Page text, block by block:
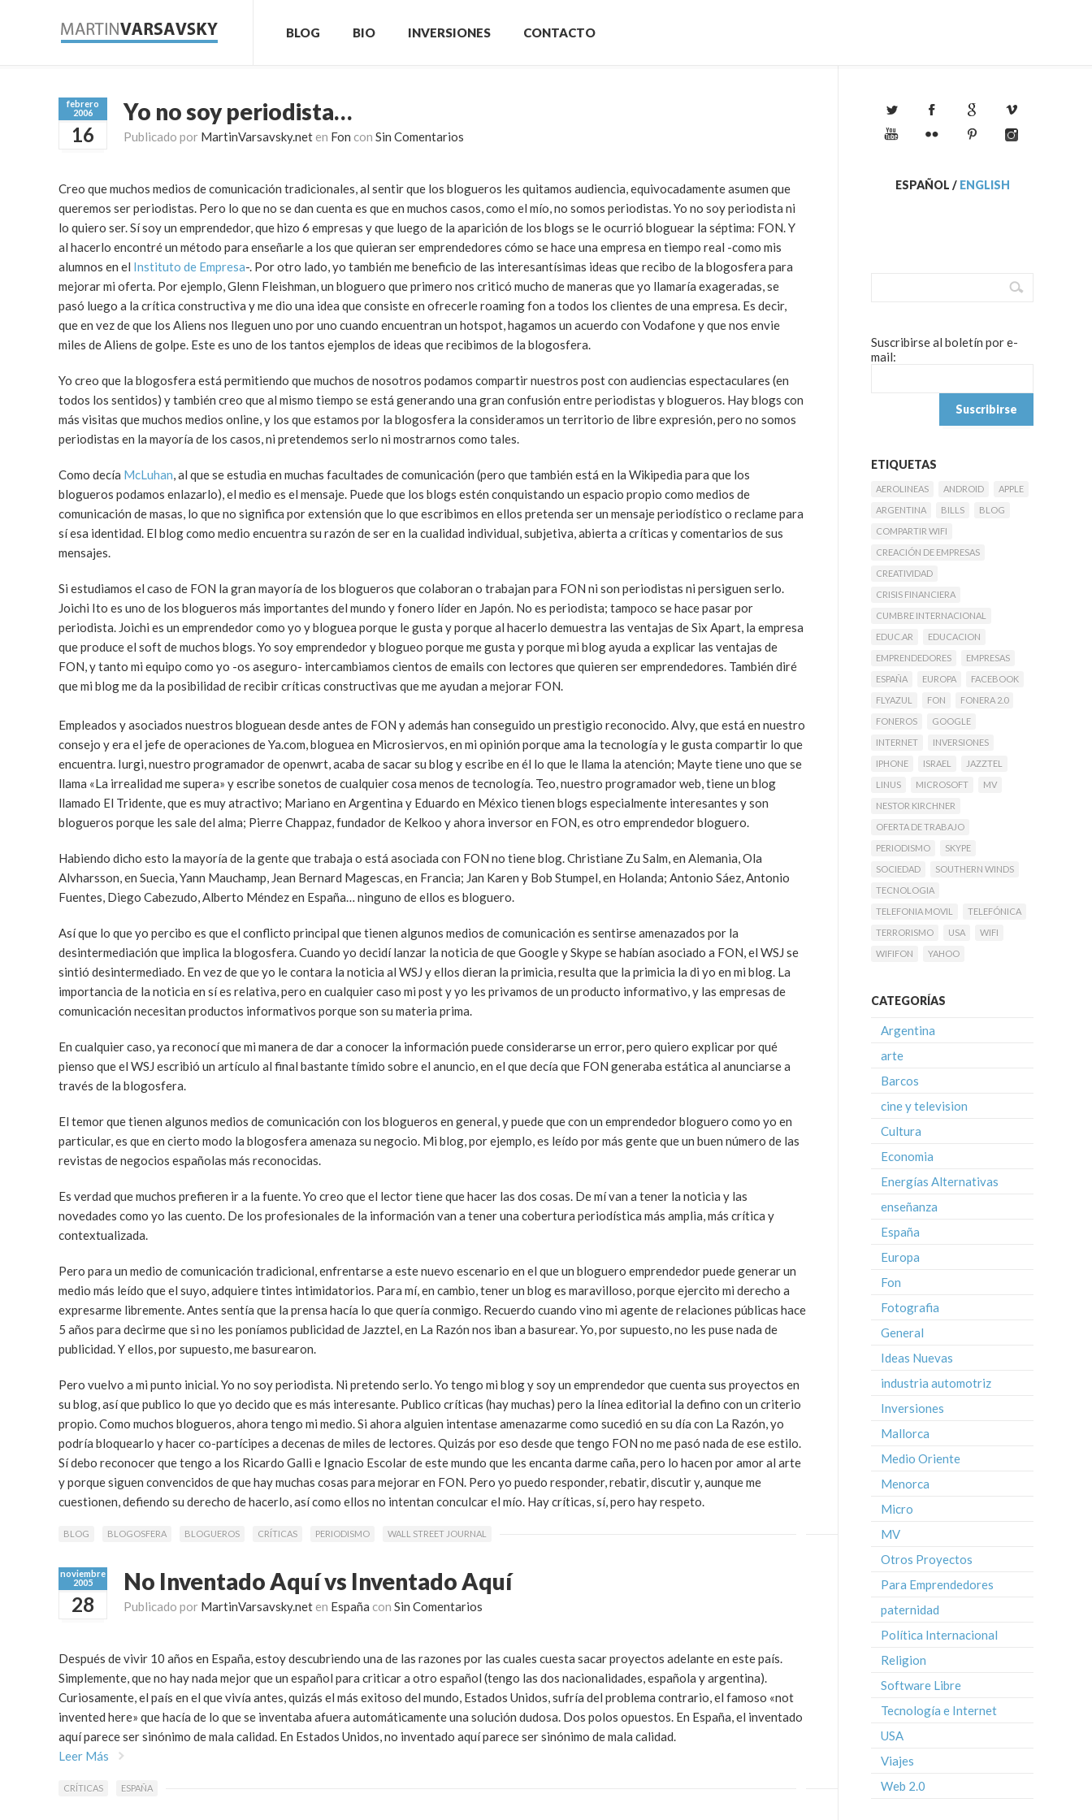
BLOG BIO INVERSIONES CONTACTO
febrero
2006
16
Yo no soy periodista…
Publicado por MartinVarsavsky.net en Fon con Sin Comentarios
Creo que muchos medios de comunicación tradicionales, al sentir que los blogueros les quitamos audiencia, equivocadamente asumen que
queremos ser periodistas. Pero lo que no se dan cuenta es que en muchos casos, como el mío, no somos periodistas. Yo no soy periodista ni
lo quiero ser. Sí soy un emprendedor, que hizo 6 empresas y que luego de la aparición de los blogs se le ocurrió bloguear la séptima: FON. Y
al hacerlo encontré un método para enseñarle a los que quieran ser emprendedores cómo se hace una empresa en tiempo real -como mis
alumnos en el Instituto de Empresa-. Por otro lado, yo también me beneficio de las interesantísimas ideas que recibo de la blogosfera para
mejorar mi oferta. Por ejemplo, Glenn Fleishman, un bloguero que primero nos criticó mucho de maneras que yo llamaría exageradas, se
pasó luego a la crítica constructiva y me dio una idea que consiste en ofrecerle roaming fon a todos los clientes de una empresa. Es decir,
que en vez de que los Aliens nos lleguen uno por uno cuando encuentran un hotspot, hagamos un acuerdo con Vodafone y que nos envie
miles de Aliens de golpe. Este es uno de los tantos ejemplos de ideas que recibimos de la blogosfera.
Yo creo que la blogosfera está permitiendo que muchos de nosotros podamos compartir nuestros post con audiencias espectaculares (en
todos los sentidos) y también creo que al mismo tiempo se está generando una gran confusión entre periodistas y blogueros. Hay blogs con
más visitas que muchos medios online, y los que estamos por la blogosfera la consideramos un territorio de libre expresión, pero no somos
periodistas en la mayoría de los casos, ni pretendemos serlo ni mostrarnos como tales.
Como decía McLuhan, al que se estudia en muchas facultades de comunicación (pero que también está en la Wikipedia para que los
blogueros podamos enlazarlo),el medio es el mensaje. Puede que los blogs estén conquistando un espacio propio como medios de
comunicación de masas, lo que no significa por extensión que lo que escribimos en ellos pretenda ser un mensaje periodístico o reclame para
sí esa identidad. El blog como medio encuentra su razón de ser en la cualidad individual, subjetiva, abierta a críticas y comentarios de sus
mensajes.
Si estudiamos el caso de FON la gran mayoría de los blogueros que colaboran o trabajan para FON ni son periodistas ni persiguen serlo.
Joichi Ito es uno de los blogueros más importantes del mundo y fonero líder en Japón. No es periodista; tampoco se hace pasar por
periodista. Joichi es un emprendedor como yo y bloguea porque le gusta y porque al hacerlo demuestra las ventajas de Six Apart, la empresa
que produce el soft de muchos blogs. Yo soy emprendedor y blogueo porque me gusta y porque mi blog ayuda a explicar las ventajas de
FON, y tanto mi equipo como yo -os aseguro- intercambiamos cientos de emails con lectores que quieren ser emprendedores. También diré
que mi blog me da la posibilidad de recibir críticas constructivas que me ayudan a mejorar FON.
Empleados y asociados nuestros bloguean desde antes de FON y además han conseguido un prestigio reconocido. Alvy, que está en nuestro
consejo y era el jefe de operaciones de Ya.com, bloguea en Microsiervos, en mi opinión porque ama la tecnología y le gusta compartir lo que
encuentra. Iurgi, nuestro programador de openwrt, acaba de sacar su blog y escribe en él lo que le llama la atención; Mayte tiene uno que se
llama «La irrealidad me supera» y escribe sonetos de cualquier cosa menos de tecnología. Teo, nuestro programador web, tiene un blog
llamado El Tridente, que es muy atractivo; Mariano en Argentina y Eduardo en México tienen blogs especialmente interesantes y son
blogueros porque les sale del alma; Pierre Chappaz, fundador de Kelkoo y ahora inversor en FON, es otro emprendedor bloguero.
Habiendo dicho esto la mayoría de la gente que trabaja o está asociada con FON no tiene blog. Christiane Zu Salm, en Alemania, Ola
Alvharsson, en Suecia, Yann Mauchamp, Jean Bernard Magescas, en Francia; Jan Karen y Bob Stumpel, en Holanda; Antonio Sáez, Antonio
Fuentes, Diego Cabezudo, Alberto Méndez en España… ninguno de ellos es bloguero.
Así que lo que yo percibo es que el conflicto principal que tienen algunos medios de comunicación es sentirse amenazados por la
desintermediación que implica la blogosfera. Cuando yo decidí lanzar la noticia de que Google y Skype se habían asociado a FON, el WSJ se
sintió desintermediado. En vez de que yo le contara la noticia al WSJ y ellos dieran la primicia, resulta que la primicia la di yo en mi blog. La
importancia de la noticia en sí es relativa, pero en cualquier caso mi post y yo les privamos de un producto informativo, y las empresas de
comunicación necesitan productos informativos porque son su materia prima.
En cualquier caso, ya reconocí que mi manera de dar a conocer la información puede considerarse un error, pero quiero explicar por qué
pienso que el WSJ escribió un artículo al final bastante tímido sobre el anuncio, en el que decía que FON generaba estática al anunciarse a
través de la blogosfera.
El temor que tienen algunos medios de comunicación con los blogueros en general, y puede que con un emprendedor bloguero como yo en
particular, es que en cierto modo la blogosfera amenaza su negocio. Mi blog, por ejemplo, es leído por más gente que un buen número de las
revistas de negocios españolas más reconocidas.
Es verdad que muchos prefieren ir a la fuente. Yo creo que el lector tiene que hacer las dos cosas. De mí van a tener la noticia y las
novedades como yo las cuento. De los profesionales de la información van a tener una cobertura periodística más amplia, más crítica y
contextualizada.
Pero para un medio de comunicación tradicional, enfrentarse a este nuevo escenario en el que un bloguero emprendedor puede generar un
medio más leído que el suyo, adquiere tintes intimidatorios. Para mí, en cambio, tener un blog es maravilloso, porque ejercito mi derecho a
expresarme libremente. Antes sentía que la prensa hacía lo que quería conmigo. Recuerdo cuando vino mi agente de relaciones públicas hace
5 años para decirme que si no les poníamos publicidad de Jazztel, en La Razón nos iban a basurear. Yo, por supuesto, no les puse nada de
publicidad. Y ellos, por supuesto, me basurearon.
Pero vuelvo a mi punto inicial. Yo no soy periodista. Ni pretendo serlo. Yo tengo mi blog y soy un emprendedor que cuenta sus proyectos en
su blog, así que publico lo que yo decido que es más interesante. Publico críticas (hay muchas) pero la línea editorial la defino con un criterio
propio. Como muchos blogueros, ahora tengo mi medio. Si ahora alguien intentase amenazarme como sucedió en su día con La Razón, yo
podría bloquearlo y hacer co-partícipes a decenas de miles de lectores. Quizás por eso desde que tengo FON no me pasó nada de ese estilo.
Sí debo reconocer que tengo a los Ricardo Galli e Ignacio Escolar de este mundo que les encanta darme caña, pero lo hacen por amor al arte
y porque siguen convencidos de que hay muchas cosas para mejorar en FON. Pero yo puedo responder, rebatir, discutir y, aunque me
cuestionen, defiendo su derecho de hacerlo, así como ellos no intentan conculcar el mío. Hay críticas, sí, pero hay respeto.
BLOG BLOGOSFERA BLOGUEROS CRÍTICAS PERIODISMO WALL STREET JOURNAL
noviembre
2005
28
No Inventado Aquí vs Inventado Aquí
Publicado por MartinVarsavsky.net en España con Sin Comentarios
Después de vivir 10 años en España, estoy descubriendo una de las razones por las cuales cuesta sacar proyectos adelante en este país.
Simplemente, que no hay nada mejor que un español para criticar a otro español (tengo las dos nacionalidades, española y argentina).
Curiosamente, el país en el que vivía antes, quizás el más exitoso del mundo, Estados Unidos, sufría del problema contrario, el famoso «not
invented here» que hacía de lo que se inventaba afuera automáticamente una solución dudosa. Dos polos opuestos. En España, el inventado
aquí parece ser sinónimo de mala calidad. En Estados Unidos, no inventado aquí parece ser sinónimo de mala calidad.
Leer Más
CRÍTICAS ESPAÑA
ESPAÑOL / ENGLISH
Suscribirse al boletín por e-
mail:
ETIQUETAS
AEROLINEAS ANDROID
APPLE
ARGENTINA
BILLS
BLOG
COMPARTIR WIFI
CREACIÓN DE EMPRESAS
CREATIVIDAD
CRISIS FINANCIERA
CUMBRE INTERNACIONAL
EDUC.AR
EDUCACION
EMPRENDEDORES
EMPRESAS
ESPAÑA
EUROPA
FACEBOOK
FLYAZUL
FON
FONERA 2.0
FONEROS
GOOGLE
INTERNET
INVERSIONES
IPHONE
ISRAEL
JAZZTEL
LINUS
MICROSOFT
MV
NESTOR KIRCHNER
OFERTA DE TRABAJO
PERIODISMO
SKYPE
SOCIEDAD
SOUTHERN WINDS
TECNOLOGIA
TELEFONIA MOVIL
TELEFÓNICA
TERRORISMO
USA
WIFI
WIFIFON
YAHOO
CATEGORÍAS
Argentina
arte
Barcos
cine y television
Cultura
Economia
Energías Alternativas
enseñanza
España
Europa
Fon
Fotografia
General
Ideas Nuevas
industria automotriz
Inversiones
Mallorca
Medio Oriente
Menorca
Micro
MV
Otros Proyectos
Para Emprendedores
paternidad
Política Internacional
Religion
Software Libre
Tecnología e Internet
USA
Viajes
Web 2.0